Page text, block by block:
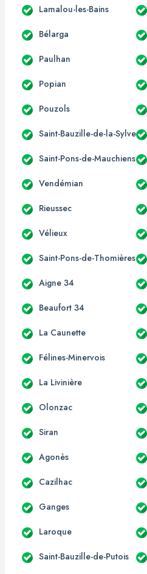
Lamalou-les-Bains
Bélarga
Paulhan
Popian
Pouzols
Saint-Bauzille-de-la-Sylve
Saint-Pons-de-Mauchiens
Vendémian
Rieussec
Vélieux
Saint-Pons-de-Thomières
Aigne 34
Beaufort 34
La Caunette
Félines-Minervois
La Livinière
Olonzac
Siran
Agonès
Cazilhac
Ganges
Laroque
Saint-Bauzille-de-Putois